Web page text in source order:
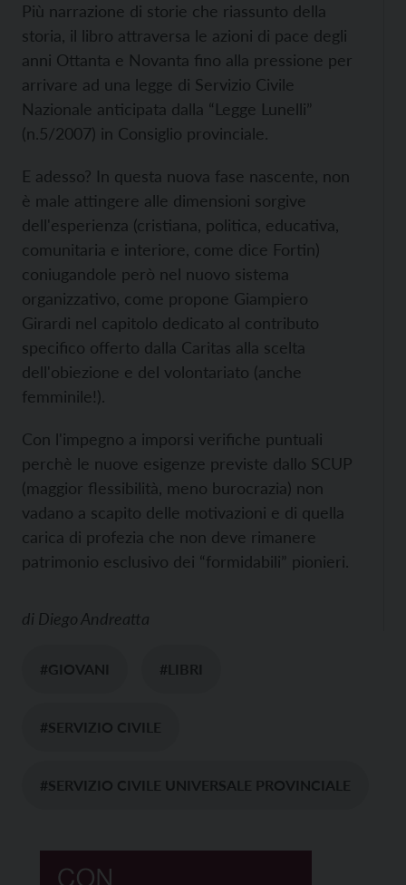
Più narrazione di storie che riassunto della
storia, il libro attraversa le azioni di pace degli
anni Ottanta e Novanta fino alla pressione per
arrivare ad una legge di Servizio Civile
Nazionale anticipata dalla “Legge Lunelli”
(n.5/2007) in Consiglio provinciale.
E adesso? In questa nuova fase nascente, non
è male attingere alle dimensioni sorgive
dell'esperienza (cristiana, politica, educativa,
comunitaria e interiore, come dice Fortin)
coniugandole però nel nuovo sistema
organizzativo, come propone Giampiero
Girardi nel capitolo dedicato al contributo
specifico offerto dalla Caritas alla scelta
dell'obiezione e del volontariato (anche
femminile!).
Con l'impegno a imporsi verifiche puntuali
perchè le nuove esigenze previste dallo SCUP
(maggior flessibilità, meno burocrazia) non
vadano a scapito delle motivazioni e di quella
carica di profezia che non deve rimanere
patrimonio esclusivo dei “formidabili” pionieri.
di Diego Andreatta
#GIOVANI #LIBRI
#SERVIZIO CIVILE
#SERVIZIO CIVILE UNIVERSALE PROVINCIALE